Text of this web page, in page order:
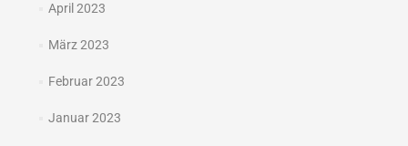
April 2023
März 2023
Februar 2023
Januar 2023